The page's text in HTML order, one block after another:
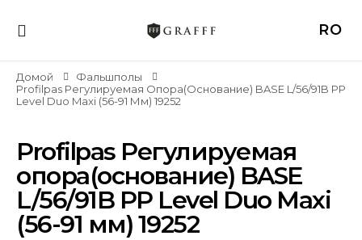
RO
Домой
Фальшполы
Profilpas Регулируемая Опора(основание) BASE L/56/91B PP
Level Duo Maxi (56-91 Мм) 19252
Profilpas Регулируемая
опора(основание) BASE
L/56/91B PP Level Duo Maxi
(56-91 мм) 19252